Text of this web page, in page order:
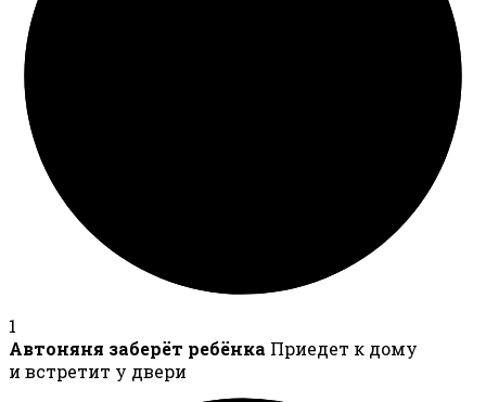
1
Автоняня заберёт ребёнка Приедет к дому
и встретит у двери